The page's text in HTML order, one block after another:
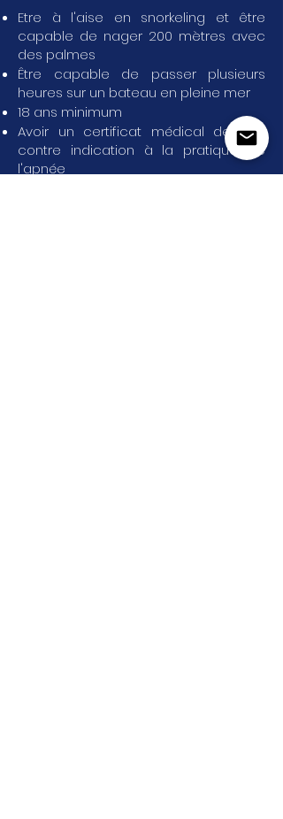
Etre à l'aise en snorkeling et être
capable de nager 200 mètres avec
des palmes
Être capable de passer plusieurs
heures sur un bateau en pleine mer
18 ans minimum
Avoir un certificat médical de non
contre indication à la pratique de
l'apnée